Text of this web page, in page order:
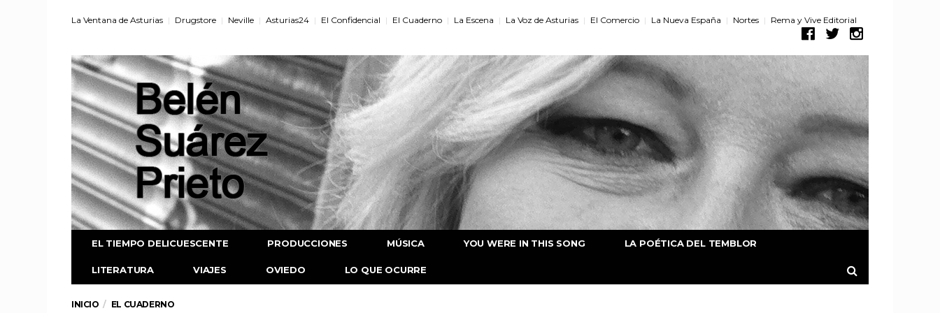
La Ventana de Asturias Drugstore Neville Asturias24 El Confidencial El Cuaderno La Escena La Voz de Asturias El Comercio La Nueva España Nortes Rema y Vive Editorial
EL TIEMPO DELICUESCENTE PRODUCCIONES MÚSICA YOU WERE IN THIS SONG LA POÉTICA DEL TEMBLOR
LITERATURA VIAJES OVIEDO LO QUE OCURRE
INICIO EL CUADERNO